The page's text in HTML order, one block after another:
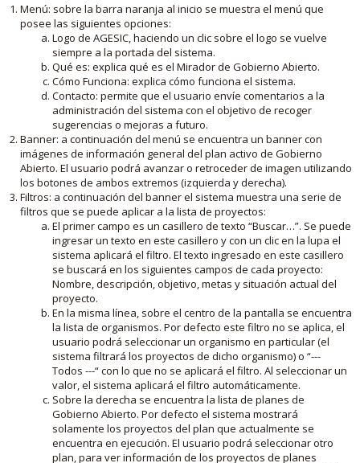
Menú: sobre la barra naranja al inicio se muestra el menú que
posee las siguientes opciones:
Logo de AGESIC, haciendo un clic sobre el logo se vuelve
siempre a la portada del sistema.
Qué es: explica qué es el Mirador de Gobierno Abierto.
Cómo Funciona: explica cómo funciona el sistema.
Contacto: permite que el usuario envíe comentarios a la
administración del sistema con el objetivo de recoger
sugerencias o mejoras a futuro.
Banner: a continuación del menú se encuentra un banner con
imágenes de información general del plan activo de Gobierno
Abierto. El usuario podrá avanzar o retroceder de imagen utilizando
los botones de ambos extremos (izquierda y derecha).
Filtros: a continuación del banner el sistema muestra una serie de
filtros que se puede aplicar a la lista de proyectos:
El primer campo es un casillero de texto “Buscar…”. Se puede
ingresar un texto en este casillero y con un clic en la lupa el
sistema aplicará el filtro. El texto ingresado en este casillero
se buscará en los siguientes campos de cada proyecto:
Nombre, descripción, objetivo, metas y situación actual del
proyecto.
En la misma línea, sobre el centro de la pantalla se encuentra
la lista de organismos. Por defecto este filtro no se aplica, el
usuario podrá seleccionar un organismo en particular (el
sistema filtrará los proyectos de dicho organismo) o “---
Todos ---“ con lo que no se aplicará el filtro. Al seleccionar un
valor, el sistema aplicará el filtro automáticamente.
Sobre la derecha se encuentra la lista de planes de
Gobierno Abierto. Por defecto el sistema mostrará
solamente los proyectos del plan que actualmente se
encuentra en ejecución. El usuario podrá seleccionar otro
plan, para ver información de los proyectos de planes